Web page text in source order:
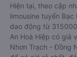
Hiện tại, theo cập
limousine tuyến
dao động từ
An Hoà Hiệp có giá
Nhơn Trạch - Đồng